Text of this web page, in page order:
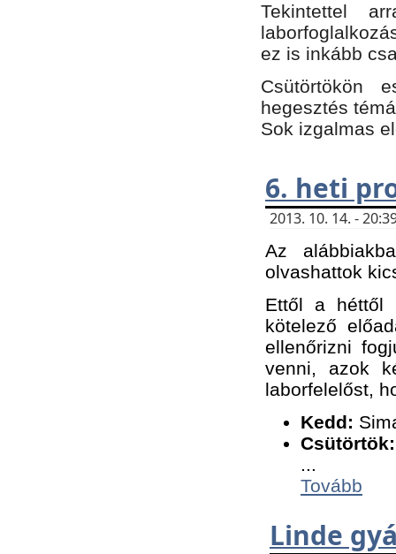
Tekintettel
ez is inkább
Csütörtökön
hegesztés
Sok izgalmas
6. heti
2013. 10. 14. -
Az
olvashattok
Ettől a héttől
kötelező
ellenőrizni
venni, azok
laborfelelőst,
Kedd:
Csütörtök:
...
Tovább
Linde